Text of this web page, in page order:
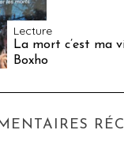
Lecture
La mort c’est ma
Boxho